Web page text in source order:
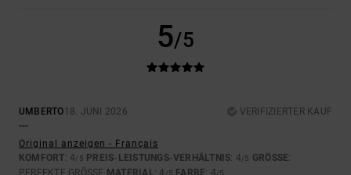
5/5
UMBERTO18. JUNI 2026
VERIFIZIERTER KAUF
---
Original anzeigen - Français
KOMFORT: 4/5 PREIS-LEISTUNGS-VERHÄLTNIS: 4/5 GRÖSSE :
PERFEKTE GRÖSSE MATERIAL: 4 /5 FARBE: 4/5